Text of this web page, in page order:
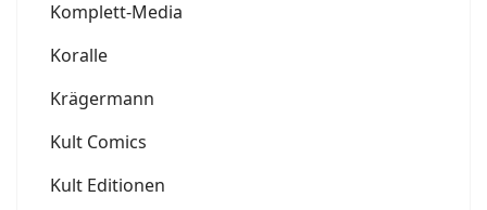
Komplett-Media
Koralle
Krägermann
Kult Comics
Kult Editionen